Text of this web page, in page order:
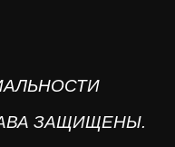
ЗАЩИЩЕНЫ.